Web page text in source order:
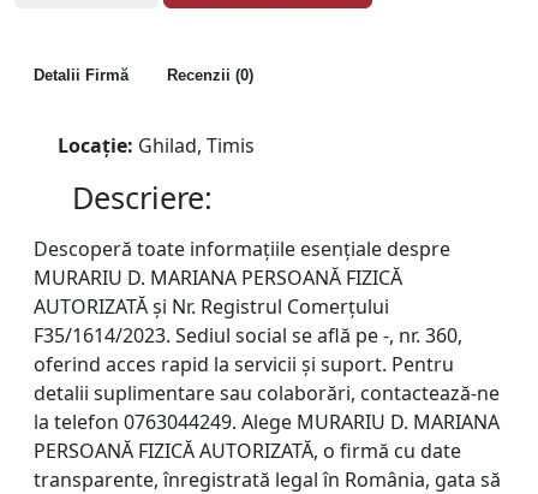
Detalii Firmă Recenzii (0)
Locație: Ghilad, Timis
Descriere:
Descoperă toate informațiile esențiale despre
MURARIU D. MARIANA PERSOANĂ FIZICĂ
AUTORIZATĂ și Nr. Registrul Comerțului
F35/1614/2023. Sediul social se află pe -, nr. 360,
oferind acces rapid la servicii și suport. Pentru
detalii suplimentare sau colaborări, contactează-ne
la telefon 0763044249. Alege MURARIU D. MARIANA
PERSOANĂ FIZICĂ AUTORIZATĂ, o firmă cu date
transparente, înregistrată legal în România, gata să